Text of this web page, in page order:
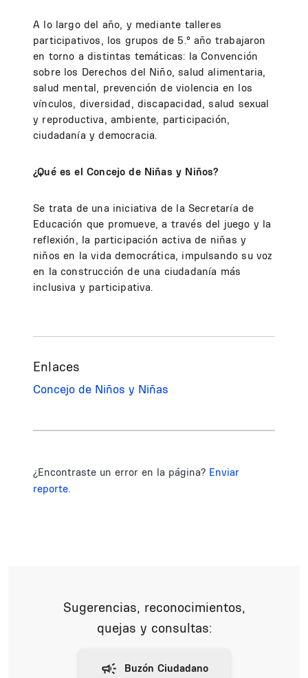
A lo largo del año, y mediante talleres
participativos, los grupos de 5.° año trabajaron
en torno a distintas temáticas: la Convención
sobre los Derechos del Niño, salud alimentaria,
salud mental, prevención de violencia en los
vínculos, diversidad, discapacidad, salud sexual
y reproductiva, ambiente, participación,
ciudadanía y democracia.
¿Qué es el Concejo de Niñas y Niños?
Se trata de una iniciativa de la Secretaría de
Educación que promueve, a través del juego y la
reflexión, la participación activa de niñas y
niños en la vida democrática, impulsando su voz
en la construcción de una ciudadanía más
inclusiva y participativa.
Enlaces
Concejo de Niños y Niñas
¿Encontraste un error en la página? Enviar
reporte.
Sugerencias, reconocimientos,
quejas y consultas: